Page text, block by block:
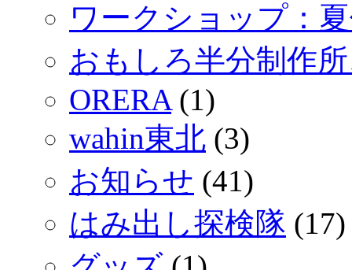
ワークショップ：
おもしろ半分制作
ORERA(1)
wahin東北 (3)
お知らせ (41)
はみ出し探検隊 (17)